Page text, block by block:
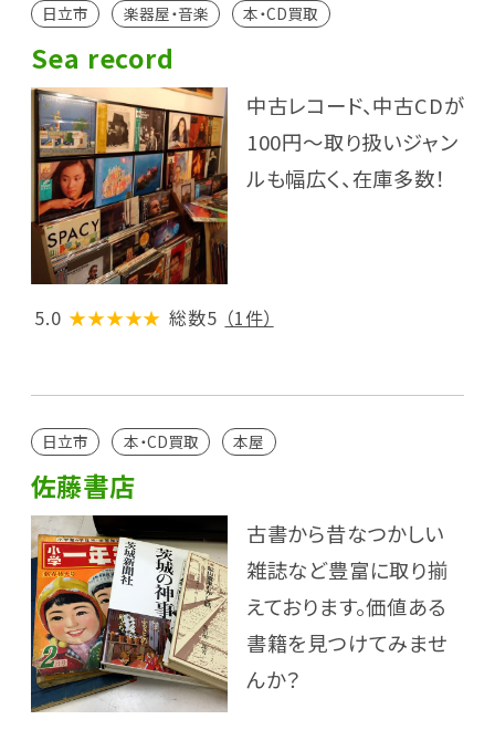
日立市 楽器屋・音楽 本・CD買取
Sea record
中古レコード、中古CDが
100円～取り扱いジャン
ルも幅広く、在庫多数！
5.0 ★★★★★ 総数5 （1件）
日立市 本・CD買取 本屋
佐藤書店
古書から昔なつかしい
雑誌など豊富に取り揃
えております。価値ある
書籍を見つけてみませ
んか？